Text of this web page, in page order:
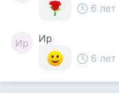
6 лет
Ир
Ир
6 лет